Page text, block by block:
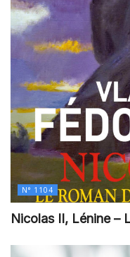
N° 1104
Nicolas II, Lénine –